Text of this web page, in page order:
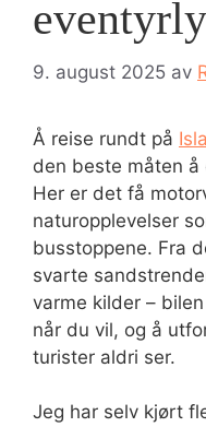
9. august 2025 av
Å reise rundt på
den beste måten å
Her er det få
naturopplevelser
busstoppene. Fra
svarte
varme kilder –
når du vil, og å
turister aldri ser.
Jeg har selv kjørt